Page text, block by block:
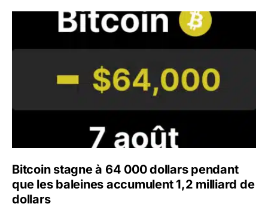
Bitcoin stagne à 64 000 dollars pendant que les
Bitcoin stagne à 64 000 dollars pendant
que les baleines accumulent 1,2 milliard de
dollars